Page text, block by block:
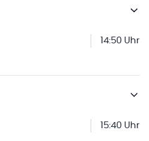
14:50 Uhr
15:40 Uhr